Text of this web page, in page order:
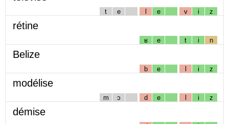
t e l e v i z
rétine
ʁ e t i n
Belize
b e l i z
modélise
m ɔ d e l i z
démise